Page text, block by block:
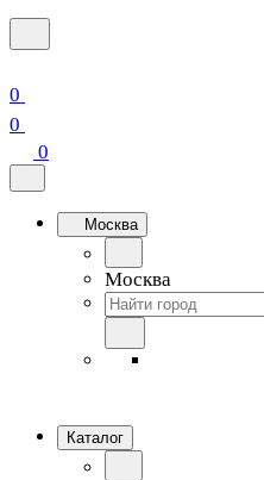
0
0
0
Москва
Москва
Каталог